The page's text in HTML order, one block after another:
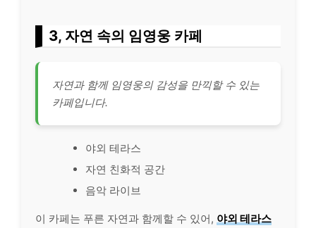
3, 자연 속의 임영웅 카페
자연과 함께 임영웅의 감성을 만끽할 수 있는
카페입니다.
야외 테라스
자연 친화적 공간
음악 라이브
이 카페는 푸른 자연과 함께할 수 있어, 야외 테라스